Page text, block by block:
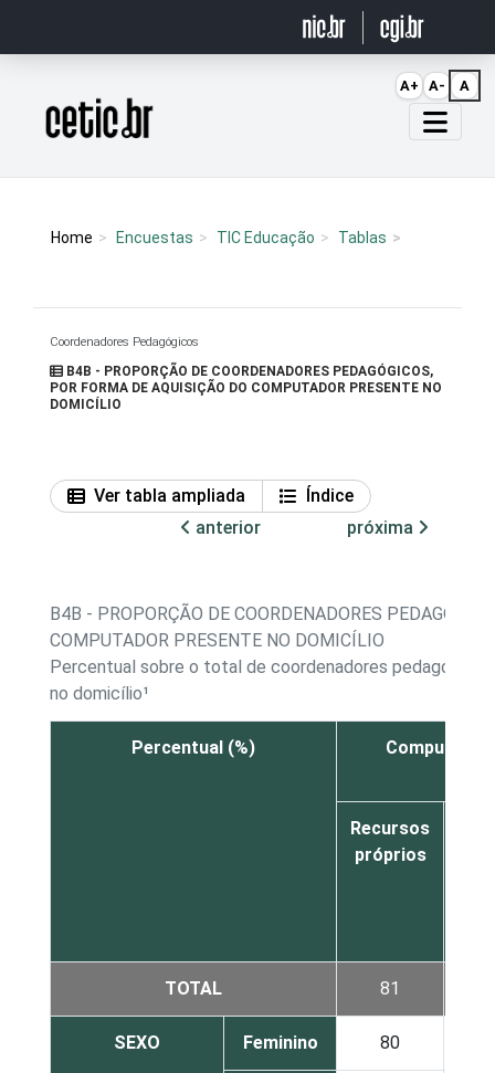
Página inicial
Home Encuestas TIC Educação Tablas
Coordenadores Pedagógicos
B4B - PROPORÇÃO DE COORDENADORES PEDAGÓGICOS,
POR FORMA DE AQUISIÇÃO DO COMPUTADOR PRESENTE NO
DOMICÍLIO
Ver tabla ampliada
Índice
anterior
próxima
B4B - PROPORÇÃO DE COORDENADORES
COMPUTADOR PRESENTE NO DOMICÍLIO
Percentual sobre o total de coordenadores
no domicílio¹
Percentual (%)
Recursos
próprios
TOTAL 81
SEXO Feminino 80
A+ A- A